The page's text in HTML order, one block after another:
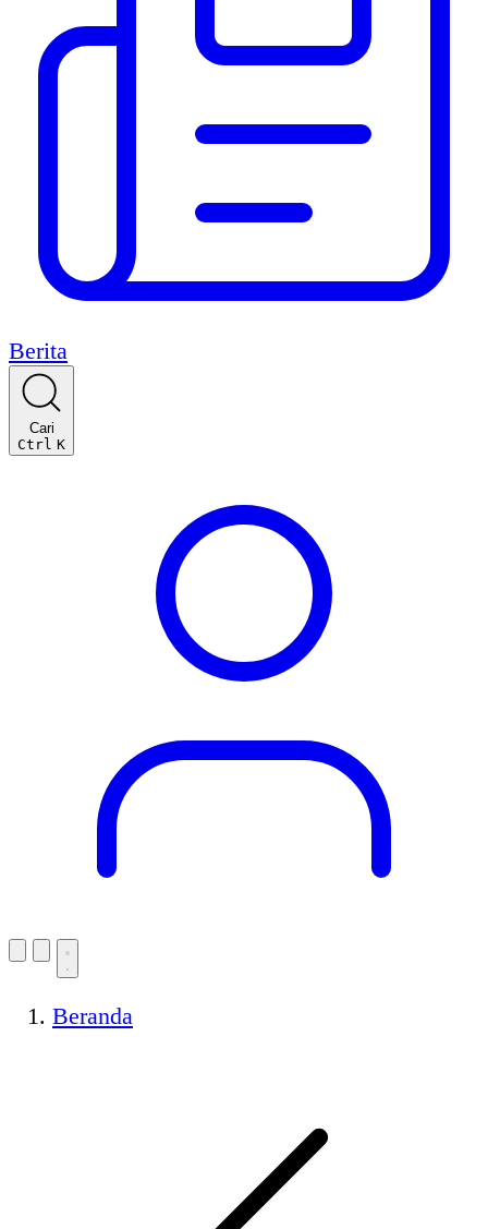
Berita
Cari
Ctrl K
Beranda